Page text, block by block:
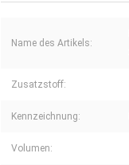
Name des Artikels:
Zusatzstoff:
Kennzeichnung:
Volumen: